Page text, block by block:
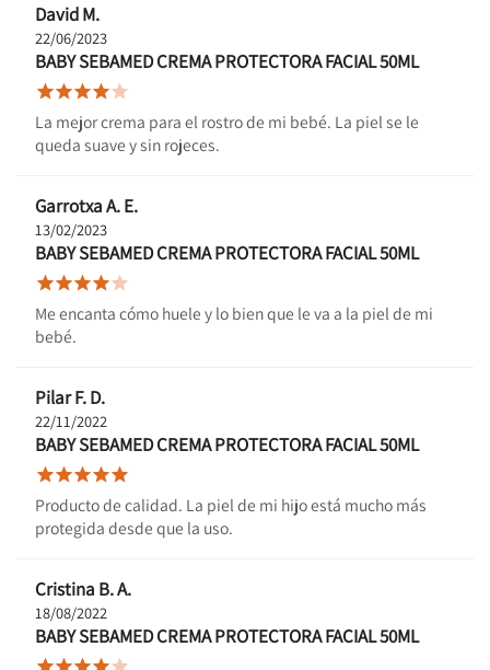
David M.
22/06/2023
BABY SEBAMED CREMA PROTECTORA FACIAL 50ML

La mejor crema para el rostro de mi bebé. La piel se le
queda suave y sin rojeces.
Garrotxa A. E.
13/02/2023
BABY SEBAMED CREMA PROTECTORA FACIAL 50ML

Me encanta cómo huele y lo bien que le va a la piel de mi
bebé.
Pilar F. D.
22/11/2022
BABY SEBAMED CREMA PROTECTORA FACIAL 50ML

Producto de calidad. La piel de mi hijo está mucho más
protegida desde que la uso.
Cristina B. A.
18/08/2022
BABY SEBAMED CREMA PROTECTORA FACIAL 50ML